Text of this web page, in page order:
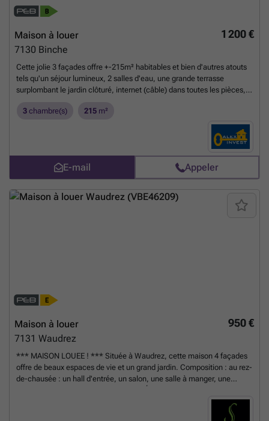
1 200 €
Maison à louer
7130 Binche
Cette jolie 3 façades offre +-215m² habitables et bien d'autres atouts
tels qu'un séjour lumineux, 2 salles d'eau, une grande terrasse
surplombant le jardin clôturé, internet (câble) dans toutes les pièces,
bureau, WC, spacieux séjour de +/- 58m2 ouvert sur la cuisine-
équipée avec espace dînatoire donnant sur une belle terrasse (+-
27m²), salle de bain. Garage avec espace buanderie et accès au
jardin. 1er ETAGE : hall de nuit, 2 chambres (+/- 12 et 11 m2), salle de
douche avec un second WC. 2ème ETAGE : 1 très grande chambre
(+/- 32m2). Sous-sol: cave carrelée. Exterieur: terrasse carrelée et
jardin. Possibilité de stationner 2 voitures dans l'année de garage.
Châssis double vitrage en PVC, compteur intelligent, chauffage
central au gaz, porte de garage motorisée. Loyer 1200€ +70€ de
3 chambre(s) 215 m²
E-mail Appeler
950 €
Maison à louer
7131 Waudrez
*** MAISON LOUEE ! *** Située à Waudrez, cette maison 4 façades
offre de beaux espaces de vie et un grand jardin. Composition : au rez-
de-chausée : un hall d'entrée, un salon, une salle à manger, une
une salle de bains avec deuxième WC. Un grenier de stockage, une
cave. Extérieurs: un grand jardin, allée de stationnement pour une